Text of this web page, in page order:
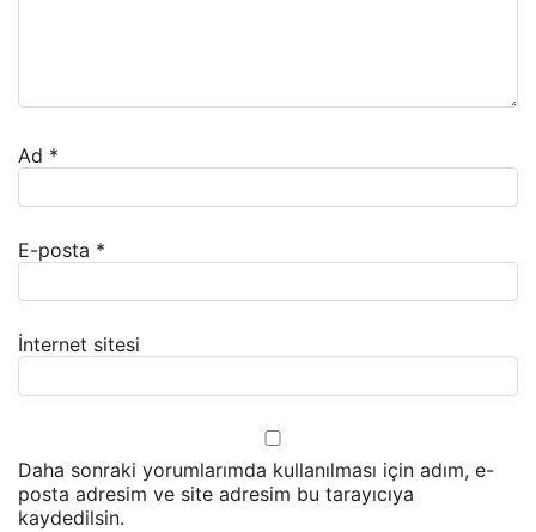
Ad *
E-posta *
İnternet sitesi
Daha sonraki yorumlarımda kullanılması için adım, e-
posta adresim ve site adresim bu tarayıcıya
kaydedilsin.